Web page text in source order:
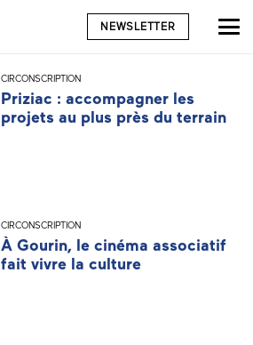
NEWSLETTER
CIRCONSCRIPTION
Priziac : accompagner les
projets au plus près du terrain
CIRCONSCRIPTION
À Gourin, le cinéma associatif
fait vivre la culture